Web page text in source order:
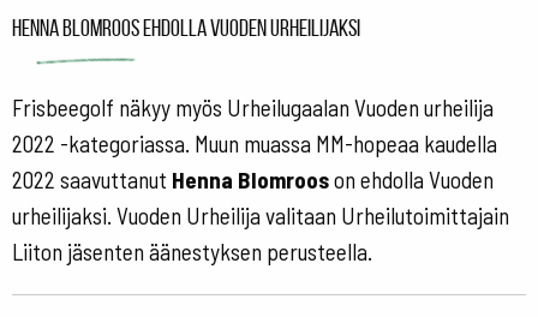
Henna Blomroos ehdolla Vuoden urheilijaksi
Frisbeegolf näkyy myös Urheilugaalan Vuoden urheilija
2022 -kategoriassa. Muun muassa MM-hopeaa kaudella
2022 saavuttanut Henna Blomrooson ehdolla Vuoden
urheilijaksi. Vuoden Urheilija valitaan Urheilutoimittajain
Liiton jäsenten äänestyksen perusteella.